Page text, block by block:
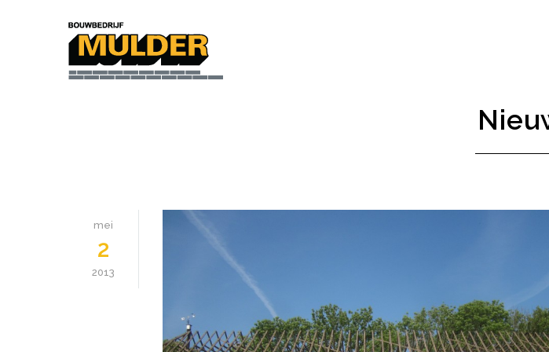
mei
2
2013